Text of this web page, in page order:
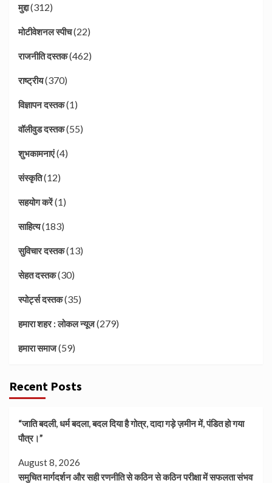
मुद्दा(312)
मोटीवेशनल स्पीच(22)
राजनीति दस्तक(462)
राष्ट्रीय(370)
विज्ञापन दस्तक(1)
वॉलीवुड दस्तक(55)
शुभकामनाएं(4)
संस्कृति(12)
सहयोग करें(1)
साहित्य(183)
सुविचार दस्तक(13)
सेहत दस्तक(30)
स्पोर्ट्स दस्तक(35)
हमारा शहर : लोकल न्यूज(279)
हमारा समाज(59)
Recent Posts
“जाति बदली, धर्म बदला, बदल दिया है गोत्र, दादा गड़े ज़मीन में, पंडित हो गया
पौत्र।”
August 8, 2026
समुचित मार्गदर्शन और सही रणनीति से कठिन से कठिन परीक्षा में सफलता संभव